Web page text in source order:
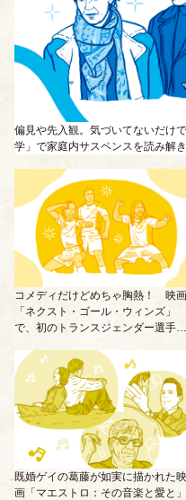
偏見や先入観。気づいてないだけ
学」で家庭内サスペンスを読み解き
コメディだけどめちゃ胸熱！ 映画
「ネクスト・ゴール・ウィンズ」
で、初のトランスジェンダー選手に
学ぶ生き方。
既婚ゲイの葛藤が如実に描かれた映
画「マエストロ：その音楽と愛と」